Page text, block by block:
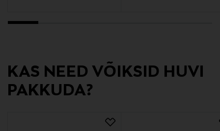
KAS NEED VÕIKSID HUVI
PAKKUDA?